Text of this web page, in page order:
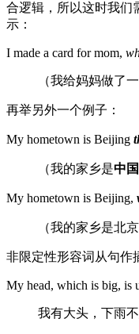
合逻辑，所以这时我们
示：
I made a card for mom,
（我给妈妈做了
再举另外一个例子：
My hometown is Beijing
（我的家乡是中
My hometown is Beijing,
（我的家乡是北京
非限定性形容词从句作
My head, which is big, is
我有大头，下雨